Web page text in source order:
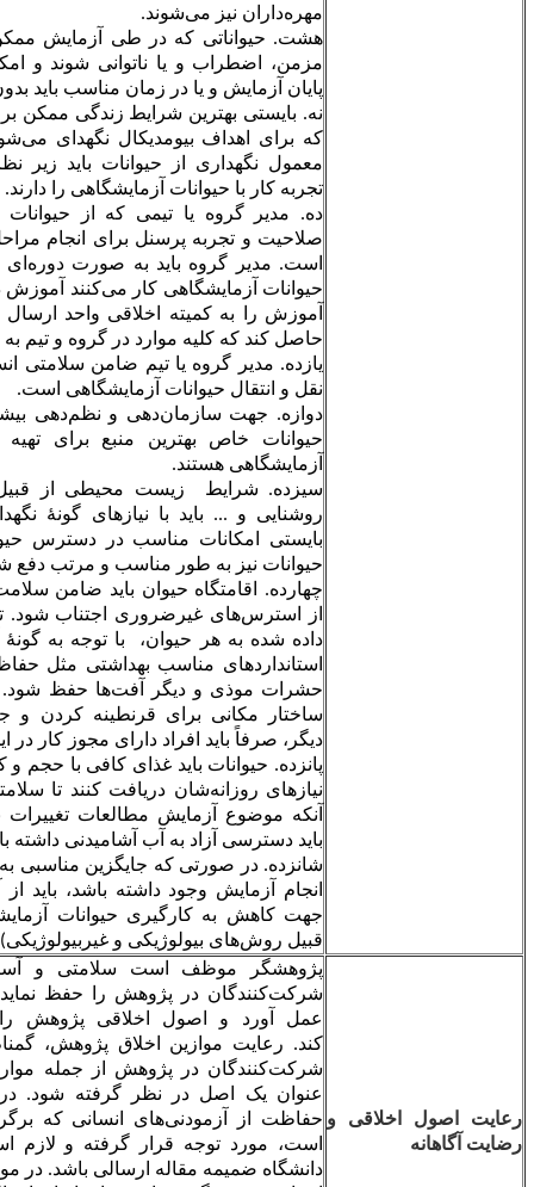
هشت. حیواناتی که در طی آزمایش ممکن است دچار درد و رنج
مزمن، اضطراب و یا ناتوانی شوند و امکان درمانشان نیست در
پایان آزمایش و یا در زمان مناسب باید بدون درد کشته شوند.
نه. بایستی بهترین شرایط زندگی ممکن برای حیوانات آزمایشگاهی
که برای اهداف بیومدیکال نگهدای می‌شوند فراهم شود. به طور
معمول نگهداری از حیوانات باید زیر نظر دامپزشکانی باشد که
تجربه کار با حیوانات آزمایشگاهی را دارند.
ده. مدیر گروه یا تیمی که از حیوانات استفاده می‌کنند ضامن
صلاحیت و تجربه پرسنل برای انجام مراحل آزمایش روی حیوانات
است. مدیر گروه باید به صورت دوره‌ای کلیه افرادی را که روی
حیوانات آزمایشگاهی کار می‌کنند آموزش داده و نسخه‌ای از تأییدیه
آموزش را به کمیته اخلاقی واحد ارسال دارد و همچنین اطمینان
حاصل کند که کلیه موارد در گروه و تیم به کار گرفته می‌شود.
یازده. مدیر گروه یا تیم ضامن سلامتی انسان و حیوان طی فرایند
نقل و انتقال حیوانات آزمایشگاهی است.
دوازه. جهت سازمان‌دهی و نظم‌دهی بیشتر مؤسسه‌های پرورش
حیوانات خاص بهترین منبع برای تهیه و تحویل حیوانات رایج
سیزده. شرایط زیست محیطی از قبیل دما، رطوبت، تهویه،
روشنایی و ... باید با نیازهای گونۀ نگهداری شده سازگار باشد.
بایستی امکانات مناسب در دسترس حیوان بوده و پسماندهای
حیوانات نیز به طور مناسب و مرتب دفع شوند.
چهارده. اقامتگاه حیوان باید ضامن سلامت عمومی حیوان باشد و
از استرس‌های غیرضروری اجتناب شود. توجه به فضای اختصاص
داده شده به هر حیوان، با توجه به گونۀ آن ضروری است و باید
استانداردهای مناسب بهداشتی مثل حفاظت در برابر شکارچیان،
حشرات موذی و دیگر آفت‌ها حفظ شود. همچنین، بایستی فضا و
ساختار مکانی برای قرنطینه کردن و جداسازی باشد. از سوی
دیگر، صرفاً باید افراد دارای مجوز کار در این محدوده‌ها تردد نمایند.
پانزده. حیوانات باید غذای کافی با حجم و کیفیت مناسب با توجه به
نیازهای روزانه‌شان دریافت کنند تا سلامتی‌شان حفظ شود؛ مگر
آنکه موضوع آزمایش مطالعات تغییرات نیازهای تغذیه‌ای باشد و
باید دسترسی آزاد به آب آشامیدنی داشته باشند.
شانزده. در صورتی که جایگزین مناسبی به جای حیوانات زنده برای
انجام آزمایش وجود داشته باشد، باید از آن روش‏‌ها و ابزارها در
جهت کاهش به کارگیری حیوانات آزمایشگاهی استفاده شود (از
قبیل روش‌های بیولوژیکی و غیربیولوژیکی).
و
پژوهشگر موظف است سلامتی و آسایش جسمانی و ذهنی
شرکت‌کنندگان در پژوهش را حفظ نماید و نهایت مراقبت را به
عمل آورد و اصول اخلاقی پژوهش را در این زمینه رعایت
رعایت موازین اخلاق پژوهش، گمنام ماندن و حفظ اسرار
شرکت‌کنندگان در پژوهش از جمله مواردی است که بایستی به
عنوان یک اصل در نظر گرفته شود. در این زمینه، بایستی کد
حفاظت از آزمودنی‌های انسانی که برگرفته از بیانیه هلسینیکی
است، مورد توجه قرار گرفته و لازم است تأییدیه کمیته اخلاق
دانشگاه ضمیمه مقاله ارسالی باشد. در مواردی که مطالعه بر روی